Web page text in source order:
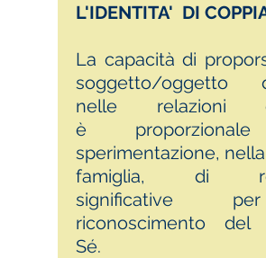
L'IDENTITA' DI
La capacità di
soggetto/oggetto
nelle relazioni
è
sperimentazione,
famiglia, di
significative
riconoscimento del
Sé.